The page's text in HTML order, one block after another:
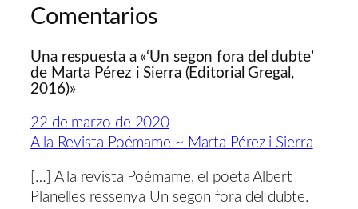
Comentarios
Una respuesta a «‘Un segon fora del dubte’
de Marta Pérez i Sierra (Editorial Gregal,
2016)»
22 de marzo de 2020
A la Revista Poémame ~ Marta Pérez i Sierra
[…] A la revista Poémame, el poeta Albert
Planelles ressenya Un segon fora del dubte.